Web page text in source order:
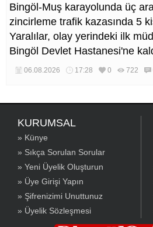
Bingöl-Muş karayolunda üç
zincirleme trafik kazasında 5
Yaralılar, olay yerindeki ilk
Bingöl Devlet Hastanesi'ne
06.08.2026 17:28 0 722
KURUMSAL
» Künye
» Sıkça Sorulan Sorular
» Yeni Üyelik Oluşturun
» Üye Girişi Yapın
» Şifrenizimi Unuttunuz
» Üyelik Sözleşmesi